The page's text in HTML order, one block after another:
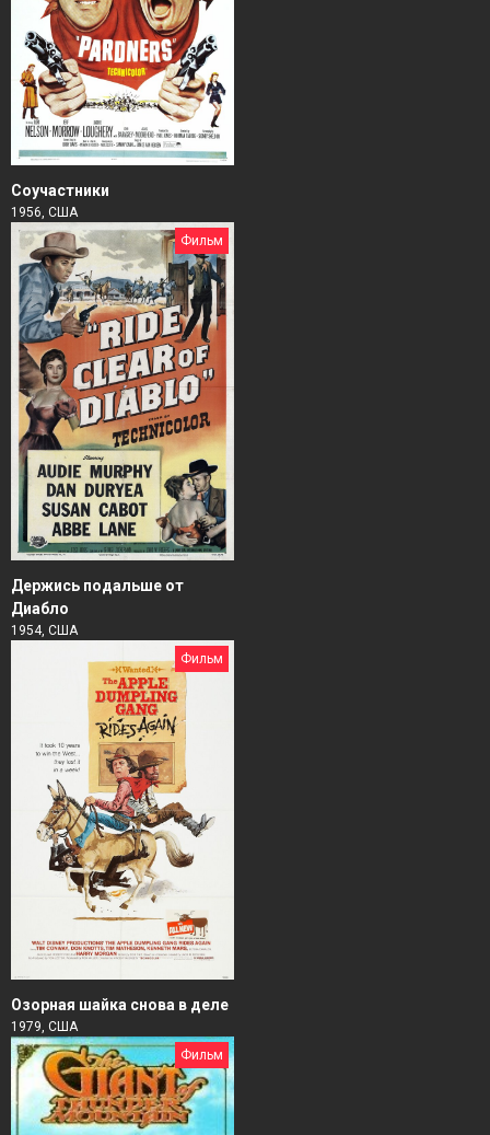
Соучастники
1956, США
Фильм
Держись подальше от
Диабло
1954, США
Фильм
Озорная шайка снова в деле
1979, США
Фильм